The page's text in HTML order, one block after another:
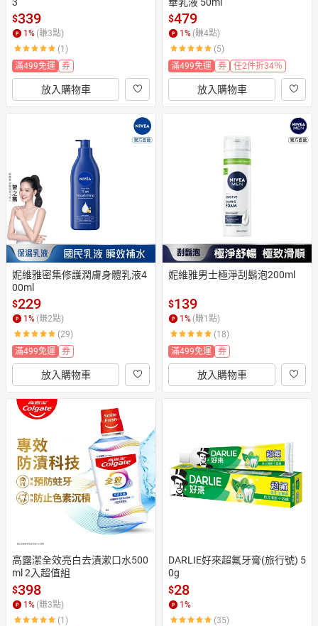
$339
1 % (賺3點)
(1)
滿499免運
券
放入購物車
$479
1 % (賺4點)
(5)
滿499免運
券 任2件折34％
放入購物車
妮維雅密集修護潤膚身體乳液4
00ml
$229
1 % (賺2點)
(29)
滿499免運
券
放入購物車
妮維雅男士極淨刮鬍泡200ml
$139
1 % (賺1 點)
(18)
滿499免運
券
放入購物車
高露潔全效亮白去漬漱口水500
ml 2入超值組
$398
1% (賺3點)
(1)
DARLIE好來超氟牙膏(旅行號) 5
0g
$28
1%
(35)